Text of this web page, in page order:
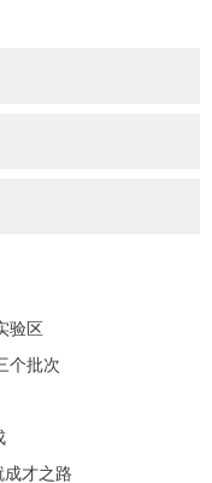
验区
个批次
才之路